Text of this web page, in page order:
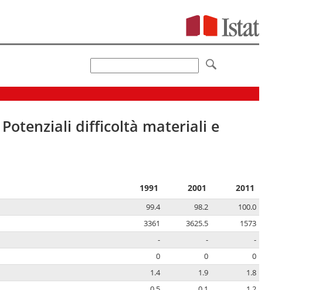
Potenziali difficoltà materiali e
1991 2001 2011
99.4 98.2
100.0
3361 3625.5
1573
- -
-
0 0
0
1.4 1.9
1.8